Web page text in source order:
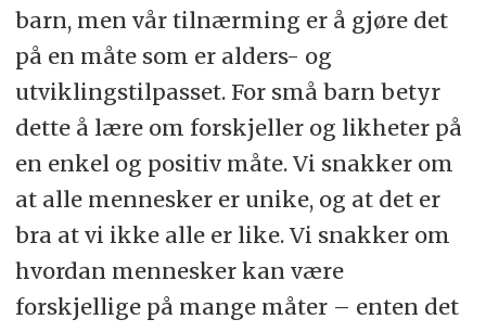
barn, men vår tilnærming er å gjøre det
på en måte som er alders- og
utviklingstilpasset. For små barn betyr
dette å lære om forskjeller og likheter på
en enkel og positiv måte. Vi snakker om
at alle mennesker er unike, og at det er
bra at vi ikke alle er like. Vi snakker om
hvordan mennesker kan være
forskjellige på mange måter – enten det